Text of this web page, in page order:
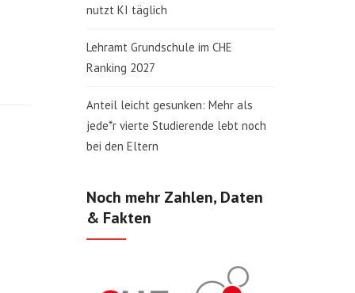
nutzt KI täglich
Lehramt Grundschule im CHE
Ranking 2027
Anteil leicht gesunken: Mehr als
jede*r vierte Studierende lebt noch
bei den Eltern
Noch mehr Zahlen, Daten
& Fakten